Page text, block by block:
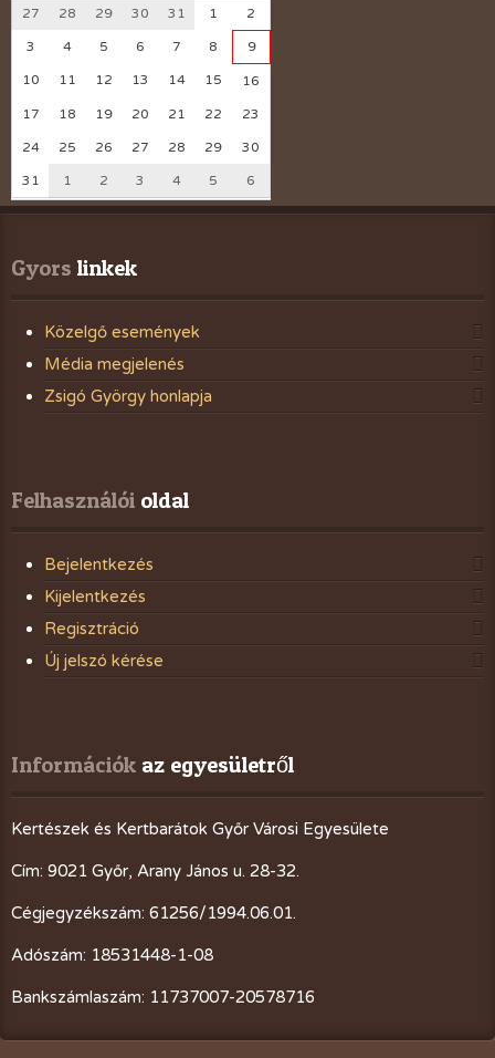
27 28 29 30 31 1 2
3 4 5 6 7 8 9
10 11 12 13 14 15 16
17 18 19 20 21 22 23
24 25 26 27 28 29 30
31 1 2 3 4 5 6
Gyors linkek
Közelgő események
Média megjelenés
Zsigó György honlapja
Felhasználói oldal
Bejelentkezés
Kijelentkezés
Regisztráció
Új jelszó kérése
Információk az egyesületről
Kertészek és Kertbarátok Győr Városi Egyesülete
Cím: 9021 Győr, Arany János u. 28-32.
Cégjegyzékszám: 61256/1994.06.01.
Adószám: 18531448-1-08
Bankszámlaszám: 11737007-20578716